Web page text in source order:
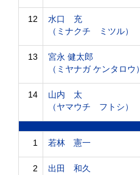
12
水口 充
（ミナクチ ミツル）
13
宮永 健太郎
（ミヤナガ ケンタロウ）
14
山内 太
（ヤマウチ フトシ）
1 若林 憲一
2
出田 和久